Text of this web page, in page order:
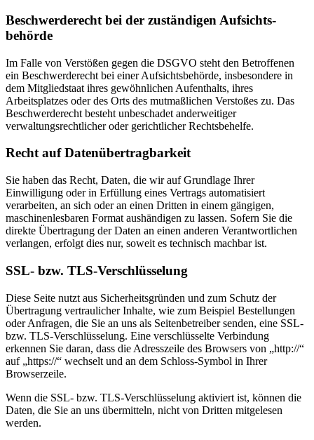
Beschwerde­recht bei der zuständigen Aufsichts­
behörde
Im Falle von Verstößen gegen die DSGVO steht den Betroffenen
ein Beschwerderecht bei einer Aufsichtsbehörde, insbesondere in
dem Mitgliedstaat ihres gewöhnlichen Aufenthalts, ihres
Arbeitsplatzes oder des Orts des mutmaßlichen Verstoßes zu. Das
Beschwerderecht besteht unbeschadet anderweitiger
verwaltungsrechtlicher oder gerichtlicher Rechtsbehelfe.
Recht auf Daten­übertrag­barkeit
Sie haben das Recht, Daten, die wir auf Grundlage Ihrer
Einwilligung oder in Erfüllung eines Vertrags automatisiert
verarbeiten, an sich oder an einen Dritten in einem gängigen,
maschinenlesbaren Format aushändigen zu lassen. Sofern Sie die
direkte Übertragung der Daten an einen anderen Verantwortlichen
verlangen, erfolgt dies nur, soweit es technisch machbar ist.
SSL- bzw. TLS-Verschlüsselung
Diese Seite nutzt aus Sicherheitsgründen und zum Schutz der
Übertragung vertraulicher Inhalte, wie zum Beispiel Bestellungen
oder Anfragen, die Sie an uns als Seitenbetreiber senden, eine SSL-
bzw. TLS-Verschlüsselung. Eine verschlüsselte Verbindung
erkennen Sie daran, dass die Adresszeile des Browsers von „http://“
auf „https://“ wechselt und an dem Schloss-Symbol in Ihrer
Browserzeile.
Wenn die SSL- bzw. TLS-Verschlüsselung aktiviert ist, können die
Daten, die Sie an uns übermitteln, nicht von Dritten mitgelesen
werden.